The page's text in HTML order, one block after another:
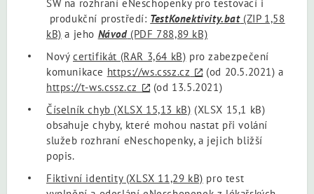
SW na rozhraní eNeschopenky pro testovací i
produkční prostředí: TestKonektivity.bat(ZIP 1,58
kB) a jeho Návod(PDF 788,89 kB)
Nový certifikát (RAR 3,64 kB) pro zabezpečení
komunikace https://ws.cssz.cz
(od 20.5.2021) a
https://t-ws.cssz.cz
(od 13.5.2021)
Číselník chyb (XLSX 15,13 kB) (XLSX 15,1 kB)
obsahuje chyby, které mohou nastat při volání
služeb rozhraní eNeschopenky, a jejich bližší
popis.
Fiktivní identity(XLSX 11,29 kB) pro test